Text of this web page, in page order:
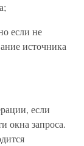
если не
источника
если
окна запроса.